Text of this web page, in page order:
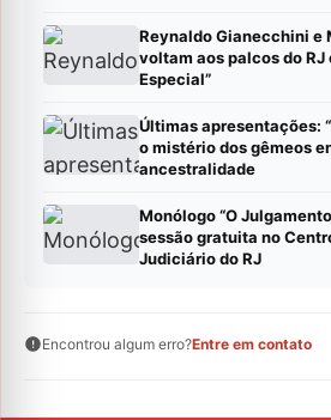
Reynaldo Gianecchini e
voltam aos palcos do RJ
Especial”
Últimas apresentações:
o mistério dos gêmeos
ancestralidade
Monólogo “O
sessão gratuita no
Judiciário do RJ
Encontrou algum erro?Entre em contato